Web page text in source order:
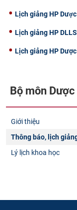
Lịch giảng HP
Lịch giảng HP
Lịch giảng HP
Bộ môn
Giới thiệu
Thông báo, lịch
Lý lịch khoa học